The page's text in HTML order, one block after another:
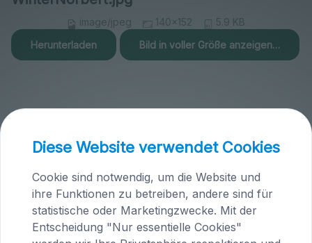
image/jpeg 140x152
5.9 KB
Herunterladen
Bild in voller Größe anzeigen…
Praxis Maria Saal (Kärnten)
Brandlhof
Höfern 1
A-9063 Maria Saal
Österreich
Diese Website verwendet Cookies
Cookie sind notwendig, um die Website und
ihre Funktionen zu betreiben, andere sind für
statistische oder Marketingzwecke. Mit der
Entscheidung "Nur essentielle Cookies"